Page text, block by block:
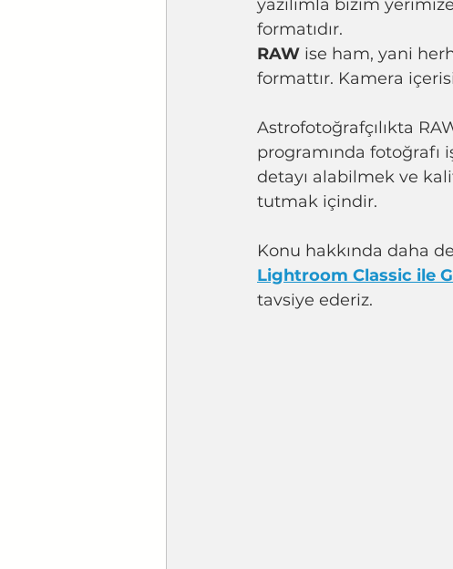
yazılımla bizim
formatıdır.
RAW ise ham, yani
formattır. Kamera
Astrofotoğrafçılıkta
programında
detayı alabilmek ve
tutmak içindir.
Konu hakkında daha
Lightroom Classic ile
tavsiye ederiz.